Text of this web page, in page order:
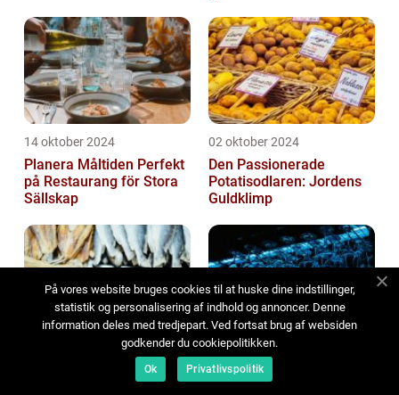
14 oktober 2024
Planera Måltiden Perfekt
på Restaurang för Stora
Sällskap
02 oktober 2024
Den Passionerade
Potatisodlaren: Jordens
Guldklimp
04 september 2024 02 september 2024
Restaurang för stora
På vores website bruges cookies til at huske dine indstillinger,
statistik og personalisering af indhold og annoncer. Denne
information deles med tredjepart. Ved fortsat brug af websiden
godkender du cookiepolitikken.
Ok Privatlivspolitik